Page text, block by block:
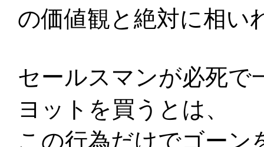
の価値観と絶対に相い
セールスマンが必死で
ヨットを買うとは、
この行為だけでゴーン